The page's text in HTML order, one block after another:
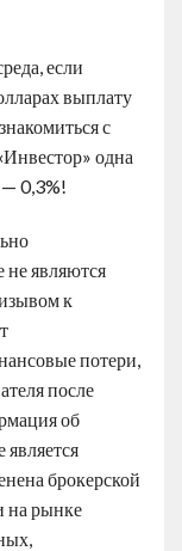
если
выплату
с
одна
— 0,3%!
не являются
к
потери,
после
об
является
брокерской
на рынке